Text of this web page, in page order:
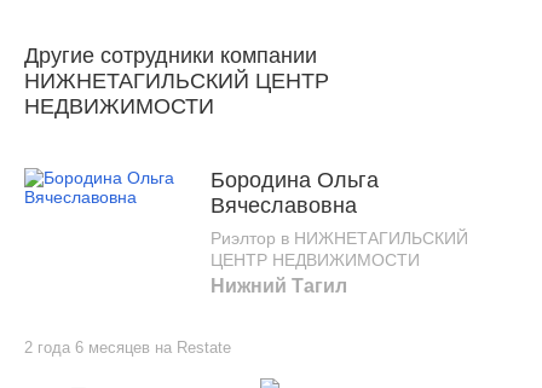
Другие сотрудники компании
НИЖНЕТАГИЛЬСКИЙ ЦЕНТР
НЕДВИЖИМОСТИ
Бородина Ольга
Вячеславовна
Риэлтор в НИЖНЕТАГИЛЬСКИЙ
ЦЕНТР НЕДВИЖИМОСТИ
Нижний Тагил
2 года 6 месяцев на Restate